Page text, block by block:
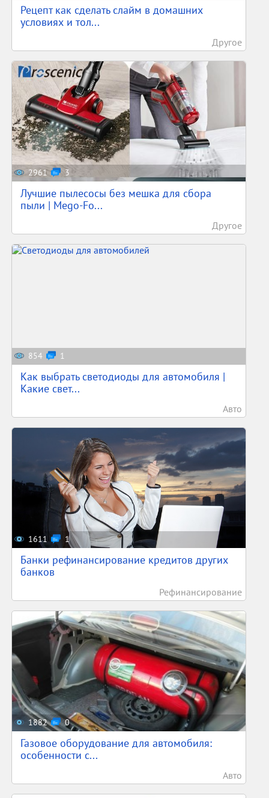
Рецепт как сделать слайм в домашних
условиях и тол...
Другое
2961 3
Лучшие пылесосы без мешка для сбора
пыли | Mego-Fo...
Другое
854 1
Как выбрать светодиоды для автомобиля |
Какие свет...
Авто
1611 1
Банки рефинансирование кредитов других
банков
Рефинансирование
1882 0
Газовое оборудование для автомобиля:
особенности с...
Авто